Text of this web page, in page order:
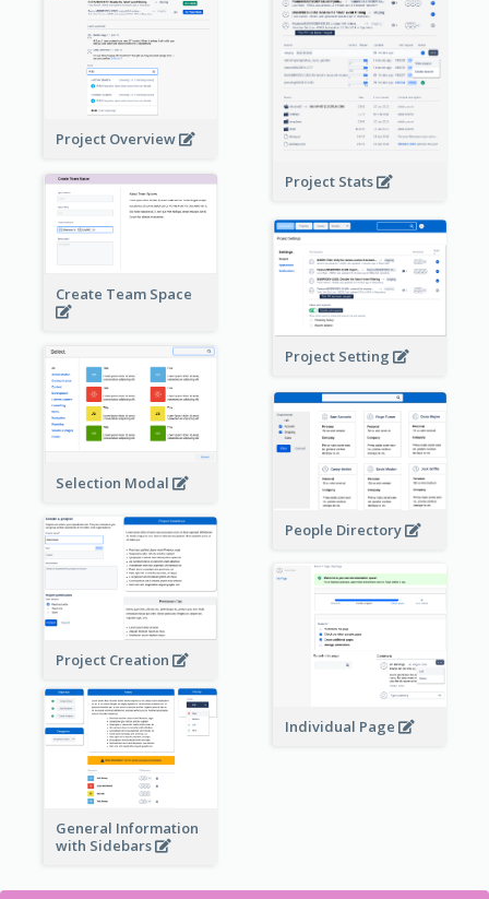
Project Overview
Project Stats
Create Team Space
Project Setting
Selection Modal
People Directory
Project Creation
Individual Page
General Information
with Sidebars